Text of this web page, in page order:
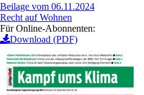
Beilage vom 06.11.2024
Recht auf Wohnen
Für Online-Abonnenten:
Download (PDF)